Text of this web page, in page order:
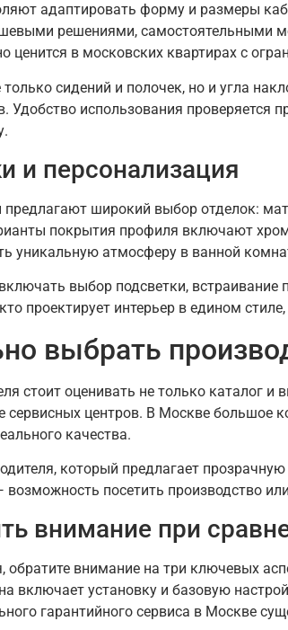
адаптировать форму и размеры
решениями, самостоятельными
ценится в московских квартирах с
сидений и полочек, но и угла
Удобство использования проверяется
и персонализация
широкий выбор отделок:
покрытия профиля включают
уникальную атмосферу в ванной
выбор подсветки,
проектирует интерьер в едином
выбрать
стоит оценивать не только каталог
сервисных центров. В Москве большое
качества.
который предлагает
посетить производство
внимание при
внимание на три ключевых
включает установку и базовую
гарантийного сервиса в Москве